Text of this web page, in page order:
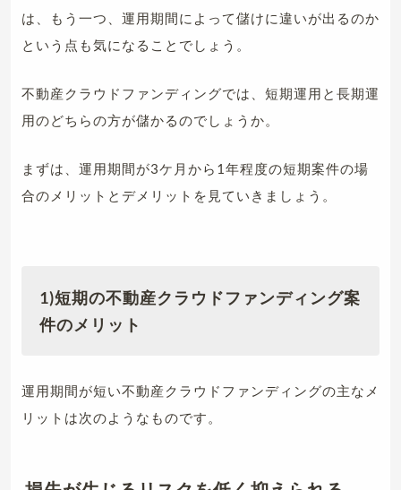
は、もう一つ、運用期間によって儲けに違いが出るのか
という点も気になることでしょう。
不動産クラウドファンディングでは、短期運用と長期運
用のどちらの方が儲かるのでしょうか。
まずは、運用期間が3ケ月から1年程度の短期案件の場
合のメリットとデメリットを見ていきましょう。
1)短期の不動産クラウドファンディング案
件のメリット
運用期間が短い不動産クラウドファンディングの主なメ
リットは次のようなものです。